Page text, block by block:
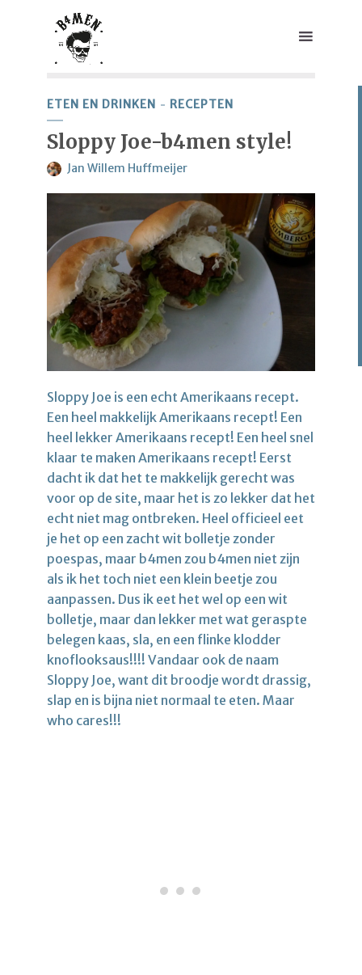
ETEN EN DRINKEN RECEPTEN
Sloppy Joe-b4men style!
Jan Willem Huffmeijer
Sloppy Joe is een echt Amerikaans recept.
Een heel makkelijk Amerikaans recept! Een
heel lekker Amerikaans recept! Een heel snel
klaar te maken Amerikaans recept! Eerst
dacht ik dat het te makkelijk gerecht was
voor op de site, maar het is zo lekker dat het
echt niet mag ontbreken. Heel officieel eet
je het op een zacht wit bolletje zonder
poespas, maar b4men zou b4men niet zijn
als ik het toch niet een klein beetje zou
aanpassen. Dus ik eet het wel op een wit
bolletje, maar dan lekker met wat geraspte
belegen kaas, sla, en een flinke klodder
knoflooksaus!!!! Vandaar ook de naam
Sloppy Joe, want dit broodje wordt drassig,
slap en is bijna niet normaal te eten. Maar
who cares!!!